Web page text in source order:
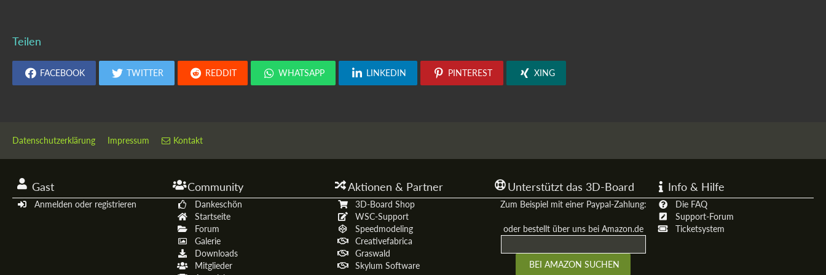
Teilen
FACEBOOK TWITTER REDDIT WHATSAPP LINKEDIN PINTEREST XING
Datenschutzerklärung Impressum Kontakt
Gast
Anmelden oder registrieren
Community
Dankeschön
Startseite
Forum
Galerie
Downloads
Mitglieder
Aktionen & Partner
3D-Board Shop
WSC-Support
Speedmodeling
Creativefabrica
Graswald
Skylum Software
Unterstützt das 3D-Board
Zum Beispiel mit einer Paypal-Zahlung:
oder bestellt über uns bei Amazon.de
Info & Hilfe
Die FAQ
Support-Forum
Ticketsystem